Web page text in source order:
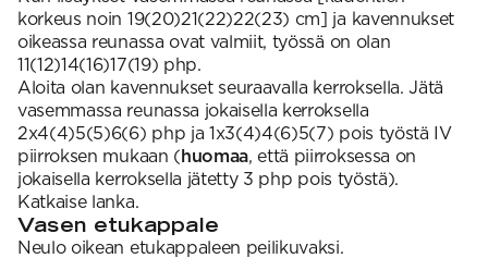
korkeus noin 19(20)21(22)22(23) cm] ja kavennukset
oikeassa reunassa ovat valmiit, työssä on olan
11(12)14(16)17(19) php.
Aloita olan kavennukset seuraavalla kerroksella. Jätä
vasemmassa reunassa jokaisella kerroksella
2x4(4)5(5)6(6) php ja 1x3(4)4(6)5(7) pois työstä IV
piirroksen mukaan (huomaa, että piirroksessa on
jokaisella kerroksella jätetty 3 php pois työstä).
Katkaise lanka.
Vasen etukappale
Neulo oikean etukappaleen peilikuvaksi.